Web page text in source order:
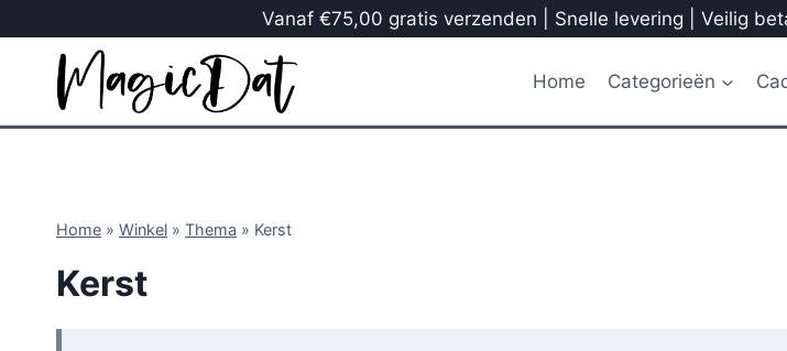
Vanaf €75,00 gratis verzenden | Snelle levering | Veilig
Home Categorieën
Home » Winkel » Thema » Kerst
Kerst